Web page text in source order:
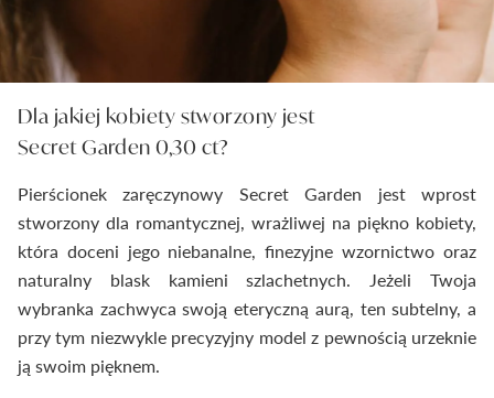
Dla jakiej kobiety stworzony jest
Secret Garden 0,30 ct?
Pierścionek zaręczynowy Secret Garden jest wprost
stworzony dla romantycznej, wrażliwej na piękno kobiety,
która doceni jego niebanalne, finezyjne wzornictwo oraz
naturalny blask kamieni szlachetnych. Jeżeli Twoja
wybranka zachwyca swoją eteryczną aurą, ten subtelny, a
przy tym niezwykle precyzyjny model z pewnością urzeknie
ją swoim pięknem.